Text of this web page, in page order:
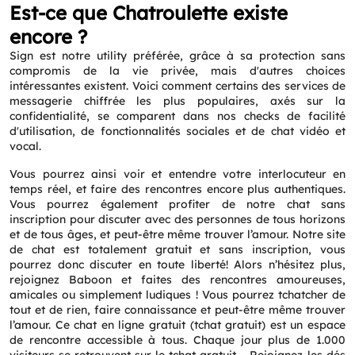
Est-ce que Chatroulette existe
encore ?
Sign est notre utility préférée, grâce à sa protection sans
compromis de la vie privée, mais d'autres choices
intéressantes existent. Voici comment certains des services de
messagerie chiffrée les plus populaires, axés sur la
confidentialité, se comparent dans nos checks de facilité
d'utilisation, de fonctionnalités sociales et de chat vidéo et
vocal.
Vous pourrez ainsi voir et entendre votre interlocuteur en
temps réel, et faire des rencontres encore plus authentiques.
Vous pourrez également profiter de notre chat sans
inscription pour discuter avec des personnes de tous horizons
et de tous âges, et peut-être même trouver l’amour. Notre site
de chat est totalement gratuit et sans inscription, vous
pourrez donc discuter en toute liberté! Alors n’hésitez plus,
rejoignez Baboon et faites des rencontres amoureuses,
amicales ou simplement ludiques ! Vous pourrez tchatcher de
tout et de rien, faire connaissance et peut-être même trouver
l’amour. Ce chat en ligne gratuit (tchat gratuit) est un espace
de rencontre accessible à tous. Chaque jour plus de 1.000